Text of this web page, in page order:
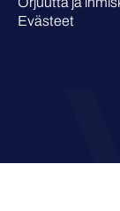
Evästeet